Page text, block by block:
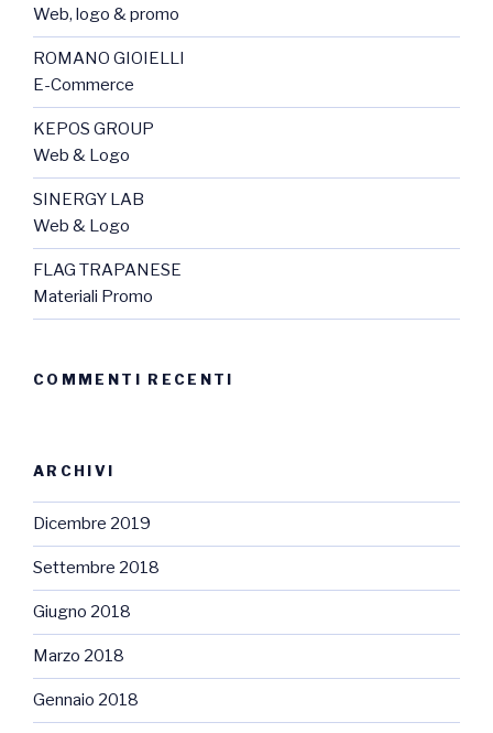
Web, logo & promo
ROMANO GIOIELLI
E-Commerce
KEPOS GROUP
Web & Logo
SINERGY LAB
Web & Logo
FLAG TRAPANESE
Materiali Promo
COMMENTI RECENTI
ARCHIVI
Dicembre 2019
Settembre 2018
Giugno 2018
Marzo 2018
Gennaio 2018